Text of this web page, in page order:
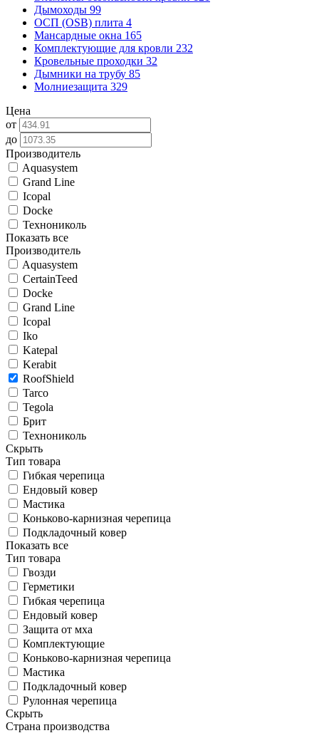
Дымоходы 99
ОСП (OSB) плита 4
Мансардные окна 165
Комплектующие для кровли 232
Кровельные проходки 32
Дымники на трубу 85
Молниезащита 329
Цена
от
до
Производитель
Aquasystem
Grand Line
Icopal
Docke
Технониколь
Показать все
Производитель
Aquasystem
CertainTeed
Docke
Grand Line
Icopal
Iko
Katepal
Kerabit
RoofShield
Tarco
Tegola
Брит
Технониколь
Скрыть
Тип товара
Гибкая черепица
Ендовый ковер
Мастика
Коньково-карнизная черепица
Подкладочный ковер
Показать все
Тип товара
Гвозди
Герметики
Гибкая черепица
Ендовый ковер
Защита от мха
Комплектующие
Коньково-карнизная черепица
Мастика
Подкладочный ковер
Рулонная черепица
Скрыть
Страна производства